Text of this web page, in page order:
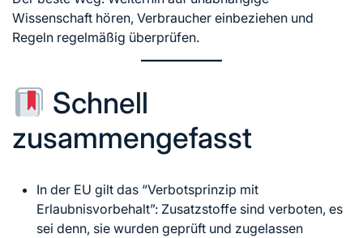
Wissenschaft hören, Verbraucher einbeziehen und
Regeln regelmäßig überprüfen.
Schnell
zusammengefasst
In der EU gilt das “Verbotsprinzip mit
Erlaubnisvorbehalt”: Zusatzstoffe sind verboten, es
sei denn, sie wurden geprüft und zugelassen